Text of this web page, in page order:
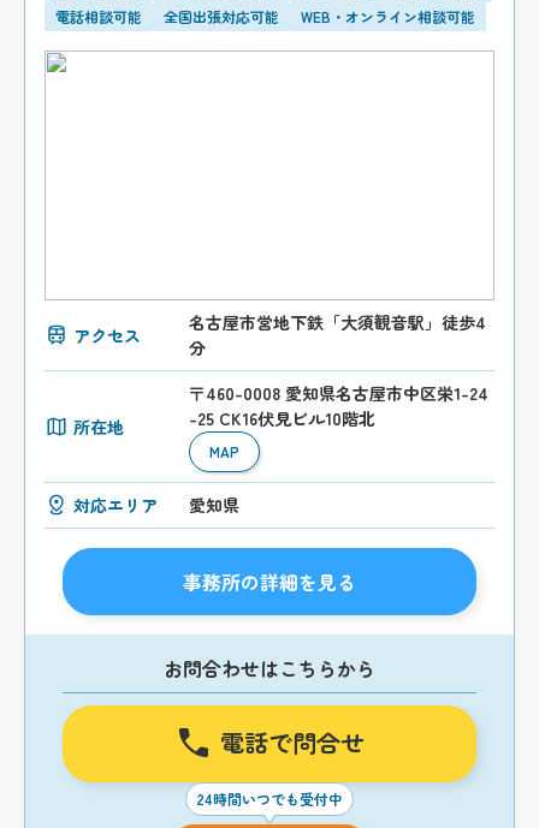
電話相談可能
全国出張対応可能 WEB・オンライン相談可能
アクセス
名古屋市営地下鉄「大須観音駅」徒歩4
分
所在地
〒460-0008 愛知県名古屋市中区栄1-24
-25 CK16伏見ビル10階北
MAP
対応エリア 愛知県
事務所の詳細を見る
お問合わせはこちらから
電話で問合せ
24時間いつでも受付中